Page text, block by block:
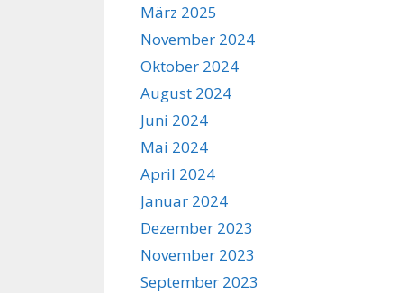
März 2025
November 2024
Oktober 2024
August 2024
Juni 2024
Mai 2024
April 2024
Januar 2024
Dezember 2023
November 2023
September 2023